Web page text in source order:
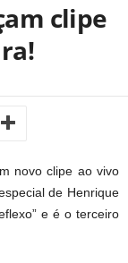
clipe
novo clipe ao vivo
de Henrique
e é o terceiro